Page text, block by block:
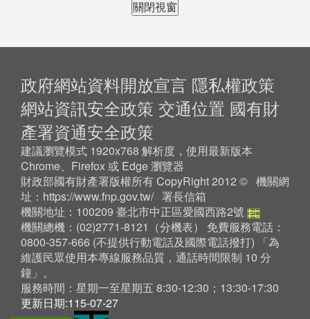
關閉視窗
:::
政府網站資料開放宣言 隱私權政策
網站資訊安全政策 交通位置 國有財
產署資通安全政策
建議瀏覽模式 1920x768 解析度，使用最新版本
Chrome、Firefox 或 Edge 瀏覽器
財政部國有財產署版權所有 CopyRight 2012 © 機關網
址： https://www.fnp.gov.tw/ 署長信箱
機關地址：100209 臺北市中正區愛國西路2號
機關總機：(02)2771-8121（分機表） 免費服務電話：
0800-357-666 (不提供行動電話及國際電話撥打) 「為
維護民眾使用本專線服務品質，通話時間限制 10 分
鐘」。
服務時間：星期一至星期五 8:30-12:30；13:30-17:30
更新日期:115-07-27